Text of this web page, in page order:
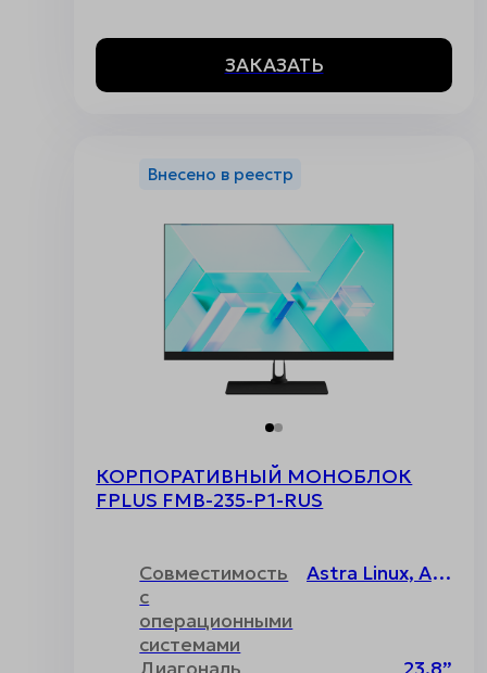
ЗАКАЗАТЬ
Внесено в реестр
КОРПОРАТИВНЫЙ МОНОБЛОК
FPLUS FMB-235-P1-RUS
Совместимость
с
операционными
системами
Astra Linux, ALT Linux, RED OS, Uncom, Основа, Windows, Без операционной системы